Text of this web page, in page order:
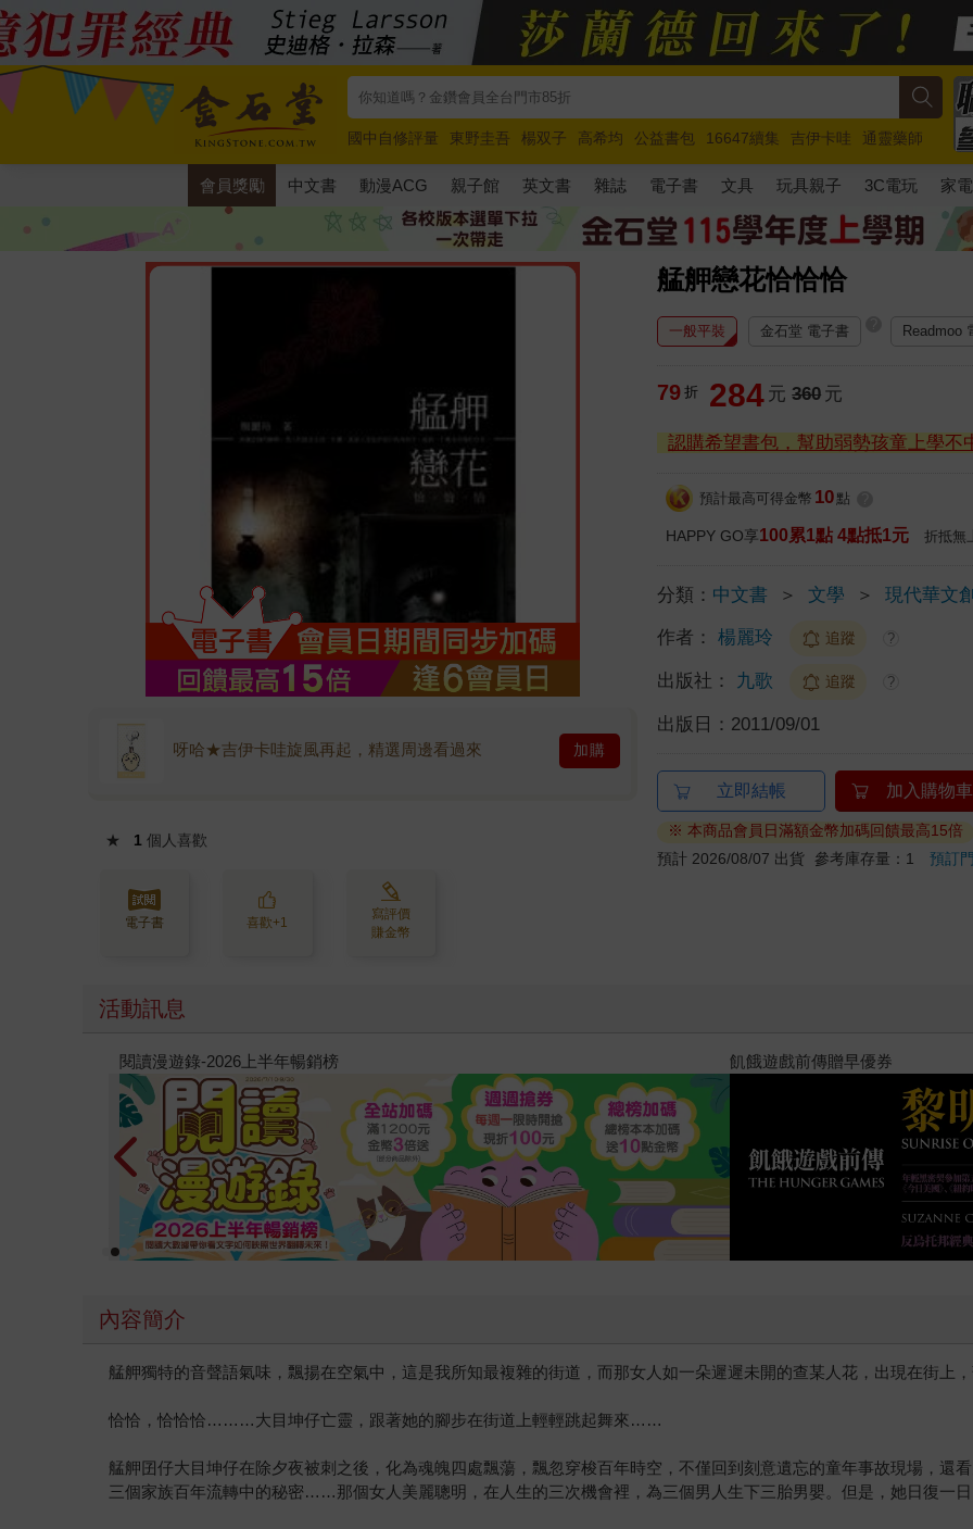
國中自修評量 東野圭吾 楊双子 高希均 公益書包 16647續集 吉伊卡哇
通靈藥師
唯紅花綻放
奧德賽 路邊攤新作 馬斯克 玩具總動員5 超慢跑
會員獎勵 中文書 動漫ACG 親子館 英文書 雜誌 電子書 文具 玩具親子 3C電玩 家電
艋舺戀花恰恰恰
呀哈★吉伊卡哇旋風再起，精選周邊看過來 加購
★ 1 個人喜歡
電子書 喜歡+1
寫評價
賺金幣
一般平裝 金石堂 電子書 Readmoo
79 折 284 元 360 元
認購希望書包，幫助弱勢孩童上學不
預計最高可得金幣 10 點
HAPPY GO享100累1點 4點抵1元 折抵無
分類： 中文書 ＞ 文學 ＞ 現代華文
作者： 楊麗玲 追蹤 ?
出版社： 九歌 追蹤 ?
出版日： 2011/09/01
立即結帳 加入購物車
※ 本商品會員日滿額金幣加碼回饋最高15倍
預計 2026/08/07 出貨 參考庫存量：1預訂
活動訊息
教場電影版 十字殺手【艾迪．弗林系列 前
內容簡介
艋舺獨特的音聲語氣味，飄揚在空氣中，這是我所知最複雜的街道，而那女人如一朵遲遲未開的查某人花，出現在街上
恰恰，恰恰恰………大目坤仔亡靈，跟著她的腳步在街道上輕輕跳起舞來……
艋舺囝仔大目坤仔在除夕夜被刺之後，化為魂魄四處飄蕩，飄忽穿梭百年時空，不僅回到刻意遺忘的童年事故現場，還
三個家族百年流轉中的秘密……那個女人美麗聰明，在人生的三次機會裡，為三個男人生下三胎男嬰。但是，她日復一